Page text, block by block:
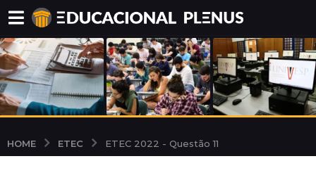
HOME ETEC ETEC 2022 - Questão 11